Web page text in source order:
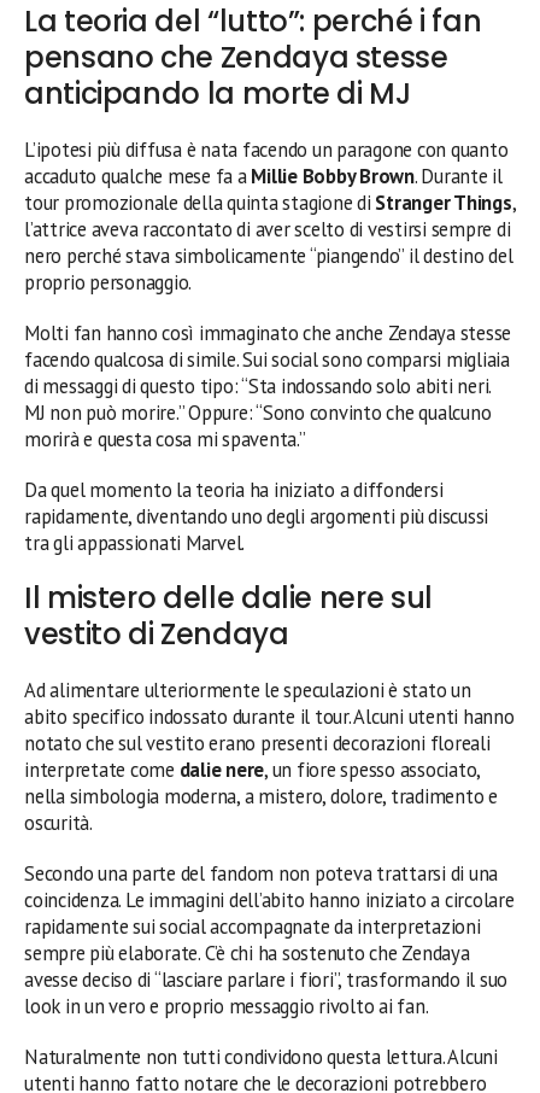
La teoria del “lutto”: perché i fan
pensano che Zendaya stesse
anticipando la morte di MJ
L’ipotesi più diffusa è nata facendo un paragone con quanto
accaduto qualche mese fa aMillie Bobby Brown. Durante il
tour promozionale della quinta stagione di Stranger Things,
l’attrice aveva raccontato di aver scelto di vestirsi sempre di
nero perché stava simbolicamente “piangendo” il destino del
proprio personaggio.
Molti fan hanno così immaginato che anche Zendaya stesse
facendo qualcosa di simile. Sui social sono comparsi migliaia
di messaggi di questo tipo: “Sta indossando solo abiti neri.
MJ non può morire.” Oppure: “Sono convinto che qualcuno
morirà e questa cosa mi spaventa.”
Da quel momento la teoria ha iniziato a diffondersi
rapidamente, diventando uno degli argomenti più discussi
tra gli appassionati Marvel.
Il mistero delle dalie nere sul
vestito di Zendaya
Ad alimentare ulteriormente le speculazioni è stato un
abito specifico indossato durante il tour. Alcuni utenti hanno
notato che sul vestito erano presenti decorazioni floreali
interpretate come dalie nere, un fiore spesso associato,
nella simbologia moderna, a mistero, dolore, tradimento e
oscurità.
Secondo una parte del fandom non poteva trattarsi di una
coincidenza. Le immagini dell’abito hanno iniziato a circolare
rapidamente sui social accompagnate da interpretazioni
sempre più elaborate. C’è chi ha sostenuto che Zendaya
avesse deciso di “lasciare parlare i fiori”, trasformando il suo
look in un vero e proprio messaggio rivolto ai fan.
Naturalmente non tutti condividono questa lettura. Alcuni
utenti hanno fatto notare che le decorazioni potrebbero